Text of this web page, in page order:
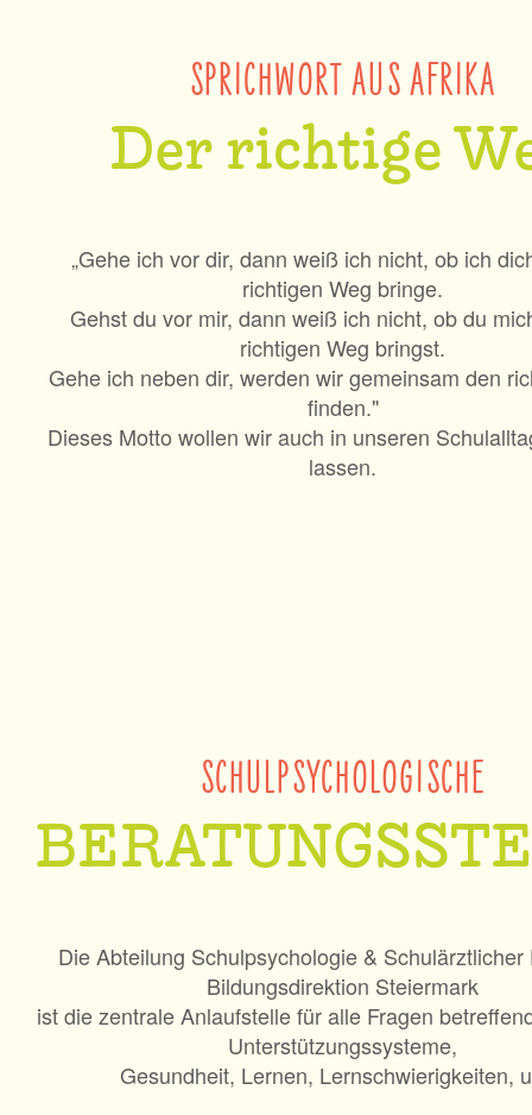
SPRICHWORT AUS AFRIKA
Der richtige
„Gehe ich vor dir, dann weiß ich nicht, ob ich
richtigen Weg bringe.
Gehst du vor mir, dann weiß ich nicht, ob du
richtigen Weg bringst.
Gehe ich neben dir, werden wir gemeinsam den
finden."
Dieses Motto wollen wir auch in unseren
lassen.
SCHULPSYCHOLOGISCHE
Die Abteilung Schulpsychologie & Schulärztlicher
Bildungsdirektion Steiermark
ist die zentrale Anlaufstelle für alle Fragen
Unterstützungssysteme,
Gesundheit, Lernen, Lernschwierigkeiten,